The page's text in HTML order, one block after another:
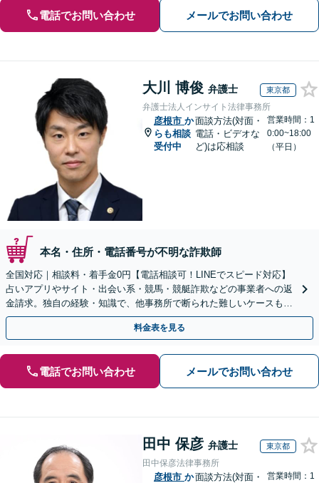
電話でお問い合わせ メールでお問い合わせ
大川 博俊 弁護士 東京都
弁護士法人インサイト法律事務所
彦根市 か
らも相談
受付中
面談方法(対面・
電話・ビデオな
ど)は応相談
営業時間：1
0:00~18:00
（平日）
本名・住所・電話番号が不明な詐欺師
全国対応｜相談料・着手金0円【電話相談可！LINEでスピード対応】
占いアプリやサイト・出会い系・競馬・競艇詐欺などの事業者への返
金請求。独自の経験・知識で、他事務所で断られた難しいケースも解
決に導いた実績あり。まずはお気軽にご相談ください
料金表を見る
電話でお問い合わせ メールでお問い合わせ
田中 保彦 弁護士 東京都
田中保彦法律事務所
彦根市 か面談方法(対面・
営業時間：1